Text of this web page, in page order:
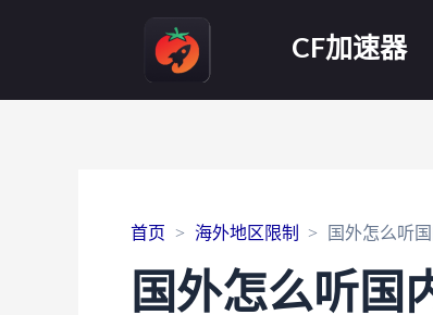
CF加速器
首页 海外地区限制 国外怎么听
国外怎么听国